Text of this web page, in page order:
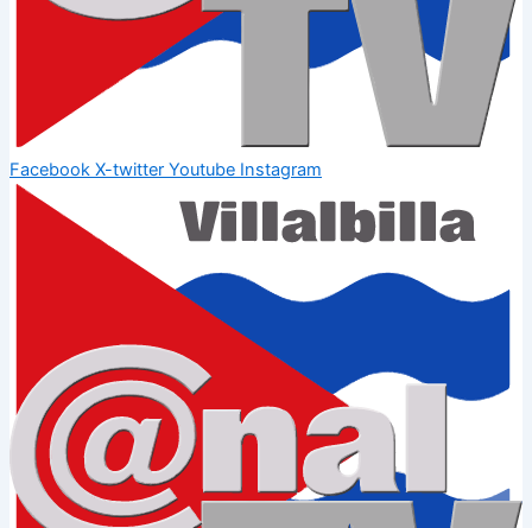
Facebook X-twitter Youtube Instagram